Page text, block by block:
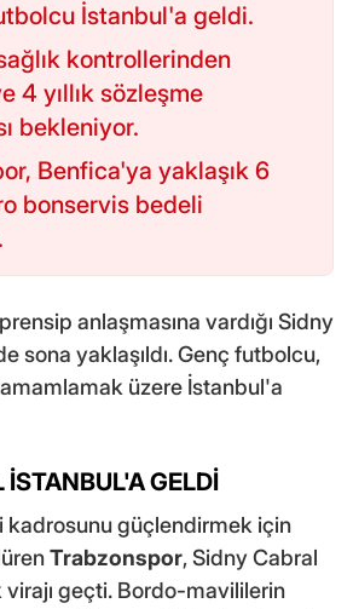
İstanbul'a geldi.
kontrollerinden
4 yıllık sözleşme
bekleniyor.
Benfica'ya yaklaşık 6
bonservis bedeli
anlaşmasına vardığı Sidny
sona yaklaşıldı. Genç futbolcu,
üzere İstanbul'a
GELDİ
kadrosunu güçlendirmek için
Trabzonspor, Sidny Cabral
geçti. Bordo-mavililerin